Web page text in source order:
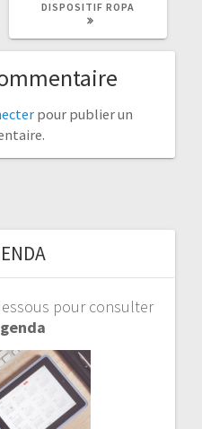
DISPOSITIF ROPA
pour publier un
pour consulter